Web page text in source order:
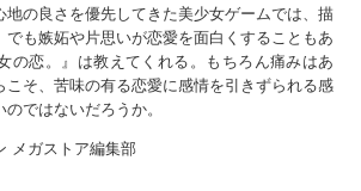
地の良さを優先してきた美少女ゲームでは、描
でも嫉妬や片思いが恋愛を面白くすることもあ
の恋。』は教えてくれる。もちろん痛みはあ
こそ、苦味の有る恋愛に感情を引きずられる感
ではないだろうか。
メガストア編集部